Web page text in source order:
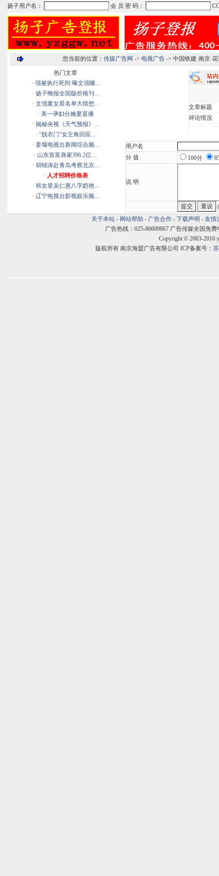
您当前的位置： 传媒广告网 -> 电视广告-> 中国铁建·南京·
热门文章
· 强被执行死刑 曝文强睡...
· 扬子晚报全国版价格刊...
· 文强案女星名单大猜想...
· 美一孕妇分娩要直播
· 揭秘央视《天气预报》...
· “脱衣门”女主角回应...
· 姜堰电视台新闻综合频...
· 山东首富身家396.2亿 ...
· 胡锦涛赴青岛考察北京...
· 人才招聘价格表
· 韩女星吴仁惠八字奶艳...
· 辽宁电视台影视娱乐频...
文章标题
评论情况
用户名
分 值
100分
说 明
关于本站 - 网站帮助 - 广告合作 - 下载声明 - 友情
广告热线：025-86609867 广告传媒全国免费
Copyright © 2003-2016
版权所有 南京海盟广告有限公司 ICP备案号：